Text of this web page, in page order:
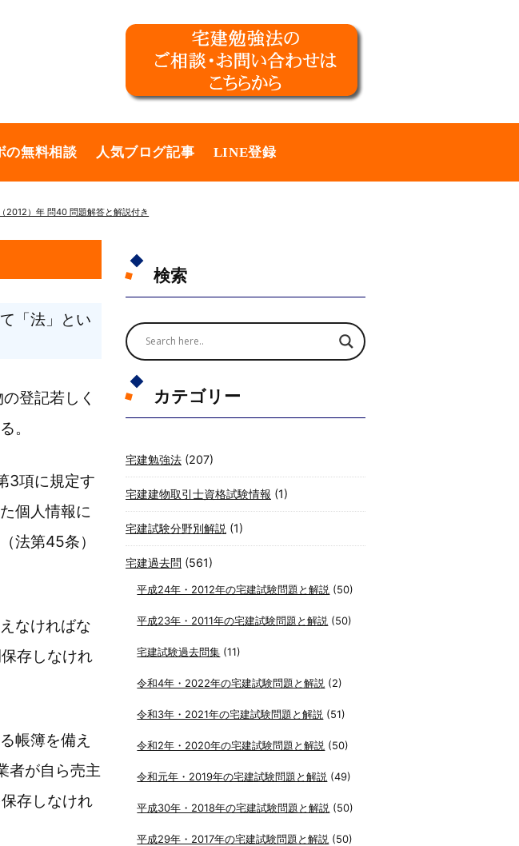
の無料相談 人気ブログ記事 LINE登録
2012）年 問40 問題解答と解説付き
「法」とい
登記若しく
。
3項に規定す
個人情報に
法第45条）
なければな
存しなけれ
帳簿を備え
者が自ら売主
存しなけれ
検索
カテゴリー
宅建勉強法 (207)
宅建建物取引士資格試験情報 (1)
宅建試験分野別解説 (1)
宅建過去問 (561)
平成24年・2012年の宅建試験問題と解説 (50)
平成23年・2011年の宅建試験問題と解説 (50)
宅建試験過去問集 (11)
令和4年・2022年の宅建試験問題と解説 (2)
令和3年・2021年の宅建試験問題と解説 (51)
令和2年・2020年の宅建試験問題と解説 (50)
令和元年・2019年の宅建試験問題と解説 (49)
平成30年・2018年の宅建試験問題と解説 (50)
平成29年・2017年の宅建試験問題と解説 (50)